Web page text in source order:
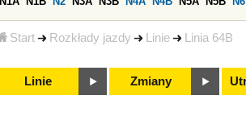
Start Rozkłady jazdy Linie Linia 64B
Linie Zmiany